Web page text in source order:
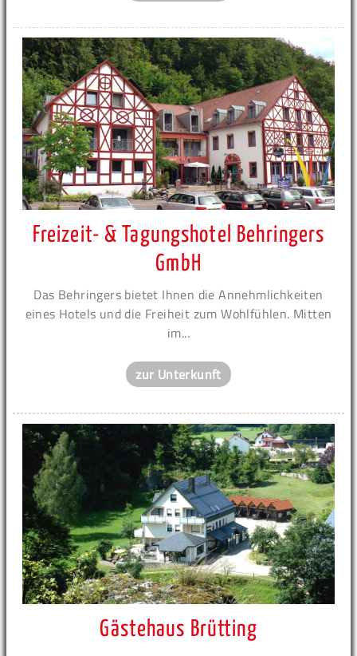
Freizeit- & Tagungshotel Behringers
GmbH
Das Behringers bietet Ihnen die Annehmlichkeiten
eines Hotels und die Freiheit zum Wohlfühlen. Mitten
im...
zur Unterkunft
Gästehaus Brütting